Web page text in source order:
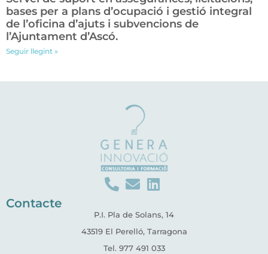
bases per a plans d’ocupació i gestió integral
de l’oficina d’ajuts i subvencions de
l’Ajuntament d’Ascó.
Seguir llegint »
Contacte
P.I. Pla de Solans, 14
43519 El Perelló, Tarragona
Tel. 977 491 033